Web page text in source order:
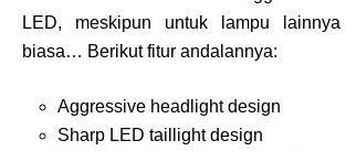
LED, meskipun untuk lampu
biasa… Berikut fitur andalannya:
Aggressive headlight design
Sharp LED taillight design